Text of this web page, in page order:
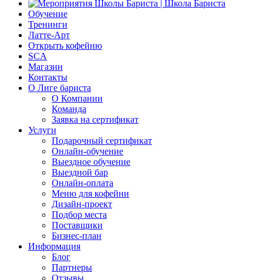
Обучение
Тренинги
Латте-Арт
Открыть кофейню
SCA
Магазин
Контакты
О Лиге бариста
О Компании
Команда
Заявка на сертификат
Услуги
Подарочный сертификат
Онлайн-обучение
Выездное обучение
Выездной бар
Онлайн-оплата
Меню для кофейни
Дизайн-проект
Подбор места
Поставщики
Бизнес-план
Информация
Блог
Партнеры